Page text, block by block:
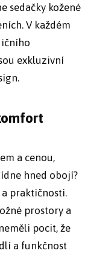
sedačky kožené
V každém
exkluzivní
a cenou,
hned obojí?
praktičnosti.
prostory a
pocit, že
a funkčnost